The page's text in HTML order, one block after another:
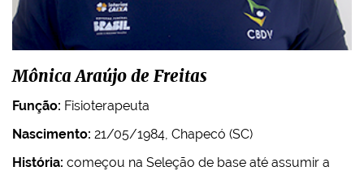
Mônica Araújo de Freitas
Função: Fisioterapeuta
Nascimento: 21/05/1984, Chapecó (SC)
História: começou na Seleção de base até assumir a